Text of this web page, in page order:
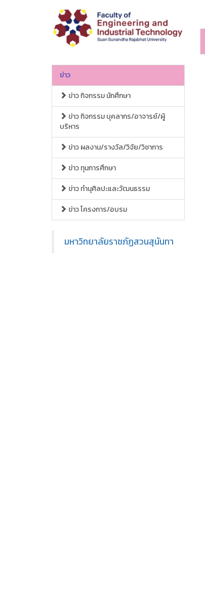
ข่าว
ข่าว กิจกรรม นักศึกษา
ข่าว กิจกรรม บุคลากร/อาจารย์/ผู้
บริหาร
ข่าว ผลงาน/รางวัล/วิจัย/วิชาการ
ข่าว ทุนการศึกษา
ข่าว ทำนุศิลปะและวัฒนธรรม
ข่าว โครงการ/อบรม
มหาวิทยาลัยราชภัฏสวนสุนันทา